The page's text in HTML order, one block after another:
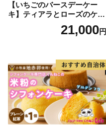
【いちごのバースデーケー
キ】ティアラとローズのケー
キ スイーツ デザート 洋菓
子 お取り寄せ 愛知県 小牧市
レーション ホールケーキ 日
時指定可
21,000円